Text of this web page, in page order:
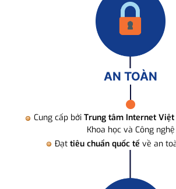
AN TOÀN
Cung cấp bởi Trung tâm Internet Việt
Khoa học và Công nghệ
Đạt tiêu chuẩn quốc tế về an